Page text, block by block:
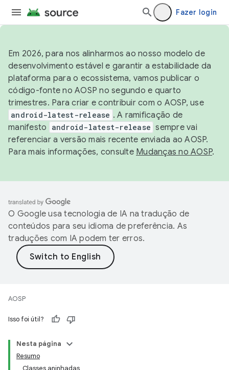
Fazer login
Em 2026, para nos alinharmos ao nosso modelo de
desenvolvimento estável e garantir a estabilidade da
plataforma para o ecossistema, vamos publicar o
código-fonte no AOSP no segundo e quarto
trimestres. Para criar e contribuir com o AOSP, use
android-latest-release . A ramificação de
manifesto
android-latest-release sempre vai
referenciar a versão mais recente enviada ao AOSP.
Para mais informações, consulte Mudanças no AOSP.
O Google usa tecnologia de IA na tradução de
conteúdos para seu idioma de preferência. As
traduções com IA podem ter erros.
AOSP
Isso foi útil?
Nesta página
Resumo
Classes aninhadas